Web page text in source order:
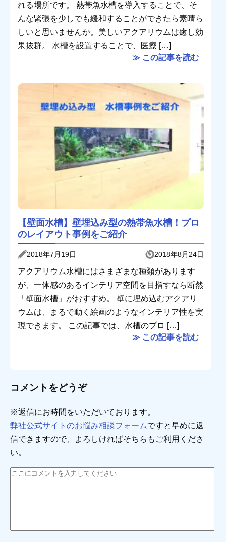
れる場所です。 熱帯魚水槽を導入することで、そ
んな緊張を少しでも緩和することができたら素晴ら
しいと思いませんか。美しいアクアリウムは癒し効
果抜群。 水槽を設置することで、医療 […]
≫ この記事を読む
【壁面水槽】壁埋込み型の熱帯魚水槽！プロ
のレイアウト事例をご紹介
2018年7月19日 2018年8月24日
アクアリウム水槽にはさまざまな種類があります
が、一体感のあるインテリア空間を目指すなら断然
「壁面水槽」がおすすめ。 壁に埋め込むアクアリ
ウムは、まるで動く絵画のようなインテリア性を実
現できます。 この記事では、水槽のプロ […]
≫ この記事を読む
コメントをどうぞ
※返信にお時間をいただいております。
弊社公式サイトのお悩み相談フォームですと早めに返
信できますので、よろしければそちらもご利用くださ
い。